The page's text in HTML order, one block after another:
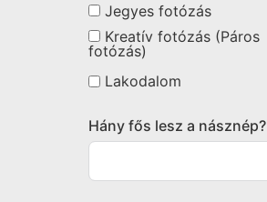
Jegyes fotózás
Kreatív fotózás (Páros
fotózás)
Lakodalom
Hány fős lesz a násznép?